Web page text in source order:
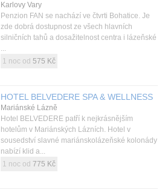
Karlovy Vary
Penzion FAN se nachází ve čtvrti Bohatice. Je
zde dobrá dostupnost ze všech hlavních
silničních tahů a dosažitelnost centra i lázeňské
1 noc od 575 Kč
HOTEL BELVEDERE SPA & WELLNESS
Mariánské Lázně
Hotel BELVEDERE patří k nejkrásnějším
hotelům v Mariánských Lázních. Hotel v
sousedství slavné mariánskolázeňské kolonády
nabízí klid a...
1 noc od 775 Kč